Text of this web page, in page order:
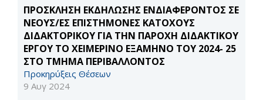
ΠΡΟΣΚΛΗΣΗ ΕΚΔΗΛΩΣΗΣ ΕΝΔΙΑΦΕΡΟΝΤΟΣ ΣΕ
ΝΕΟΥΣ/ΕΣ ΕΠΙΣΤΗΜΟΝΕΣ ΚΑΤΟΧΟΥΣ
ΔΙΔΑΚΤΟΡΙΚΟΥ ΓΙΑ ΤΗΝ ΠΑΡΟΧΗ ΔΙΔΑΚΤΙΚΟΥ
ΕΡΓΟΥ ΤΟ ΧΕΙΜΕΡΙΝΟ ΕΞΑΜΗΝΟ ΤΟΥ 2024- 25
ΣΤΟ ΤΜΗΜΑ ΠΕΡΙΒΑΛΛΟΝΤΟΣ
Προκηρύξεις Θέσεων
9 Αυγ 2024